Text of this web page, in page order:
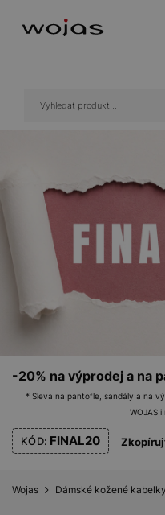
-20% na výprodej a na
* Sleva na pantofle, sandály a na
WOJAS
KÓD: FINAL20
Wojas Dámské kožené kabelky